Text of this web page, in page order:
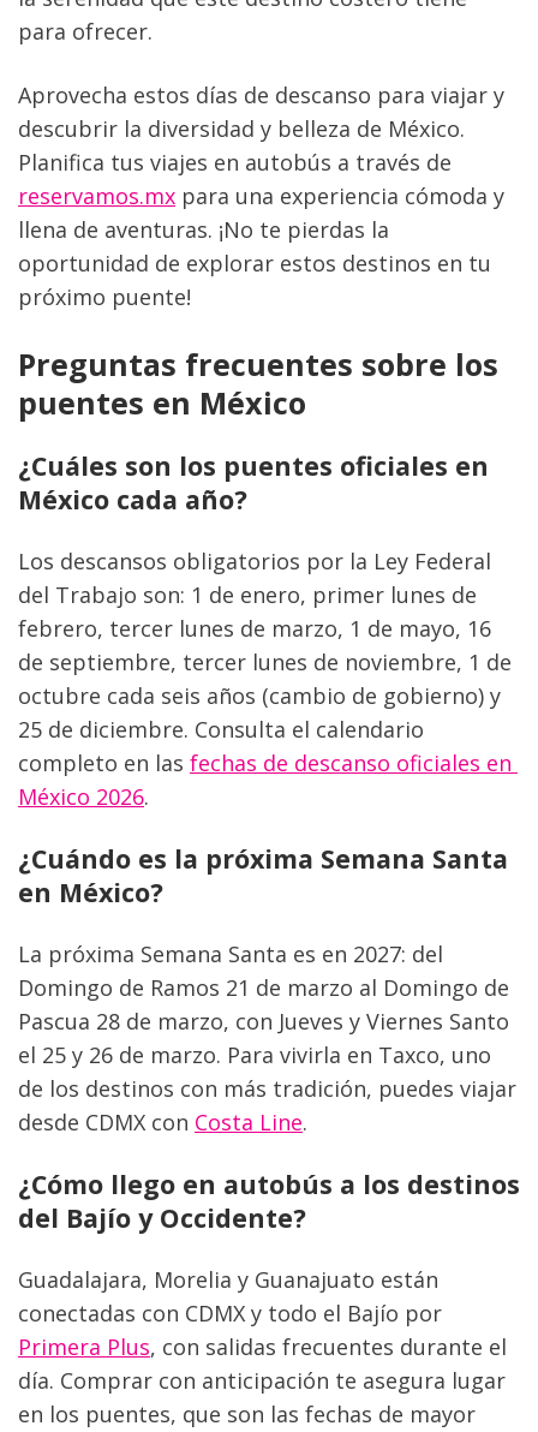
para ofrecer.
Aprovecha estos días de descanso para viajar y
descubrir la diversidad y belleza de México.
reservamos.mx para una experiencia cómoda y
llena de aventuras. ¡No te pierdas la
oportunidad de explorar estos destinos en tu
próximo puente!
Preguntas frecuentes sobre los
puentes en México
¿Cuáles son los puentes oficiales en
México cada año?
Los descansos obligatorios por la Ley Federal
del Trabajo son: 1 de enero, primer lunes de
febrero, tercer lunes de marzo, 1 de mayo, 16
de septiembre, tercer lunes de noviembre, 1 de
octubre cada seis años (cambio de gobierno) y
25 de diciembre. Consulta el calendario
completo en las fechas de descanso oficiales en
México 2026.
¿Cuándo es la próxima Semana Santa
en México?
La próxima Semana Santa es en 2027: del
Domingo de Ramos 21 de marzo al Domingo de
Pascua 28 de marzo, con Jueves y Viernes Santo
el 25 y 26 de marzo. Para vivirla en Taxco, uno
de los destinos con más tradición, puedes viajar
desde CDMX con Costa Line.
¿Cómo llego en autobús a los destinos
del Bajío y Occidente?
Guadalajara, Morelia y Guanajuato están
Primera Plus, con salidas frecuentes durante el
día. Comprar con anticipación te asegura lugar
en los puentes, que son las fechas de mayor